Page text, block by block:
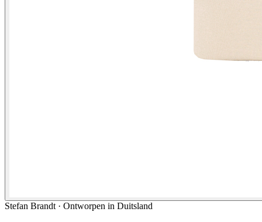
Stefan Brandt · Ontworpen in Duitsland